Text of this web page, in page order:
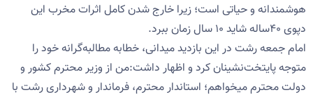
هوشمندانه و حیاتی است؛ زیرا خارج شدن کامل اثرات مخرب این
دپوی ۴۰ساله شاید ۱۰ سال زمان ببرد.
امام جمعه رشت در این بازدید میدانی، خطابه مطالبه‌گرانه خود را
متوجه پایتخت‌نشینان کرد و اظهار داشت:من از وزیر محترم کشور و
دولت محترم میخواهم؛ استاندار محترم، فرماندار و شهرداری رشت با